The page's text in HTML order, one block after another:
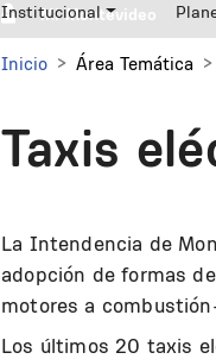
Mi Montevideo
Institucional
Inicio Área Temática
Taxis
La Intendencia de
adopción de formas
motores a
Los últimos 20 taxis